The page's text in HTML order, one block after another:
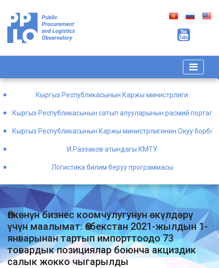
Кыргыз Республикасынын Каржы министрлиги
Кыргыз Республикасынын сатып алууларынын расмий порталы
Кыргыз Республикасынын Каржы министрлигинин Окуу
И.Раззаков атындагы КМТУ
Логистика билим беруу программасы
Өлкөнүн бизнес коомчулугунун өкүлдөрү
үчүн маалымат: Өзбекстан 2021-жылдын 1-
январынан тартып импорттоодо 73
товардык позициялар боюнча акциздик
салык жокко чыгарылды